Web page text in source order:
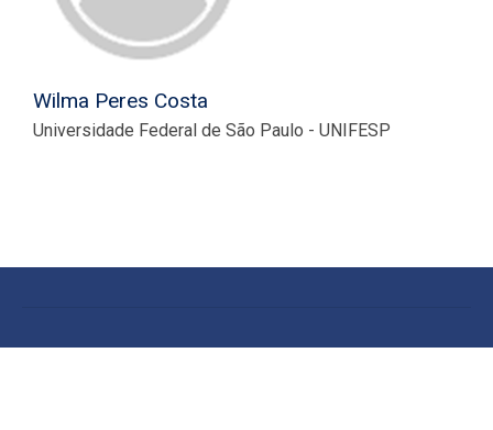
Wilma Peres Costa
Universidade Federal de São Paulo - UNIFESP